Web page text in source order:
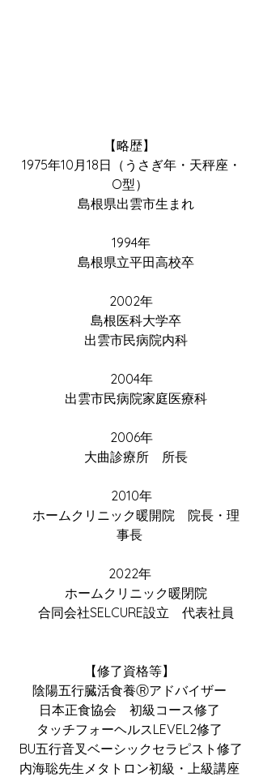
【略歴】
O型）
島根県出雲市生まれ
1994年
島根県立平田高校卒
2002年
島根医科大学卒
出雲市民病院内科
2004年
出雲市民病院家庭医療科
2006年
大曲診療所　所長
2010年
ホームクリニック暖開院　院長・理
事長
2022年
ホームクリニック暖閉院
合同会社SELCURE設立　代表社員
【修了資格等】
陰陽五行臓活食養Ⓡアドバイザー
日本正食協会　初級コース修了
タッチフォーヘルスLEVEL2修了
BU五行音叉ベーシックセラピスト修了
内海聡先生メタトロン初級・上級講座